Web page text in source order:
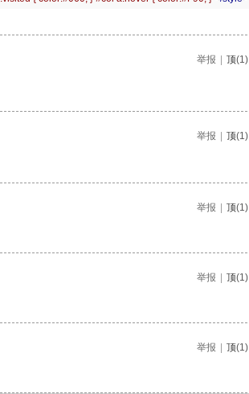
举报 顶(1)
举报 顶(1)
举报 顶(1)
举报 顶(1)
举报 顶(1)